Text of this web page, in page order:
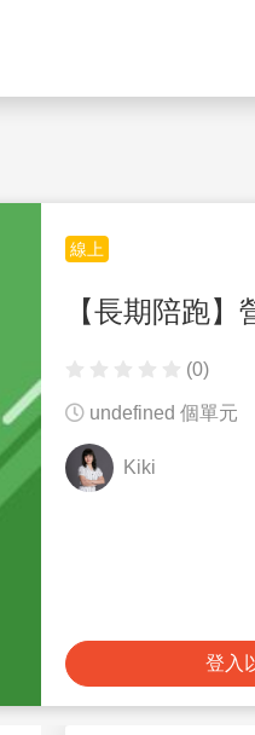
線上
【長期陪跑
(0)
undefined 個單元
Kiki
登入